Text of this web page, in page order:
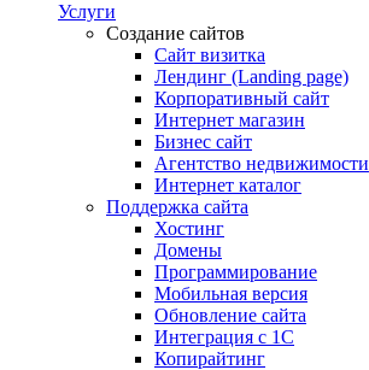
Услуги
Создание сайтов
Сайт визитка
Лендинг (Landing page)
Корпоративный сайт
Интернет магазин
Бизнес сайт
Агентство недвижимости
Интернет каталог
Поддержка сайта
Хостинг
Домены
Программирование
Мобильная версия
Обновление сайта
Интеграция с 1С
Копирайтинг